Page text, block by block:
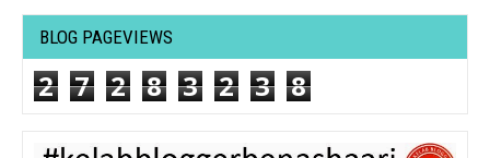
BLOG PAGEVIEWS
2 7 2 8 3 2 3 8